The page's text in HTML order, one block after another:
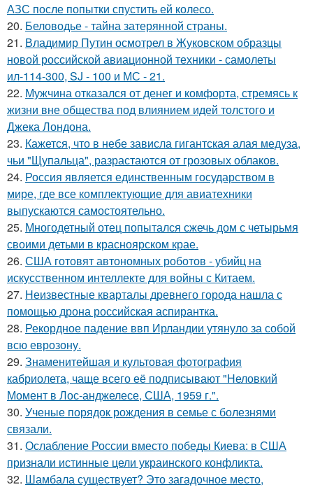
АЗС после попытки спустить ей колесо.
20. Беловодье - тайна затерянной страны.
21. Владимир Путин осмотрел в Жуковском образцы
новой российской авиационной техники - самолеты
ил-114-300, SJ - 100 и МС - 21.
22. Мужчина отказался от денег и комфорта, стремясь к
жизни вне общества под влиянием идей толстого и
Джека Лондона.
23. Кажется, что в небе зависла гигантская алая медуза,
чьи "Щупальца", разрастаются от грозовых облаков.
24. Россия является единственным государством в
мире, где все комплектующие для авиатехники
выпускаются самостоятельно.
25. Многодетный отец попытался сжечь дом с четырьмя
своими детьми в красноярском крае.
26. США готовят автономных роботов - убийц на
искусственном интеллекте для войны с Китаем.
27. Неизвестные кварталы древнего города нашла с
помощью дрона российская аспирантка.
28. Рекордное падение ввп Ирландии утянуло за собой
всю еврозону.
29. Знаменитейшая и культовая фотография
кабриолета, чаще всего её подписывают "Неловкий
Момент в Лос-анджелесе, США, 1959 г.".
30. Ученые порядок рождения в семье с болезнями
связали.
31. Ослабление России вместо победы Киева: в США
признали истинные цели украинского конфликта.
32. Шамбала существует? Это загадочное место,